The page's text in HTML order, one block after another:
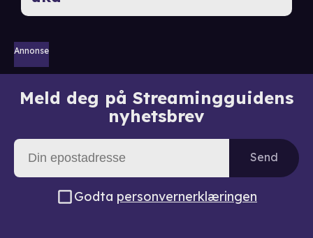
Annonse
Meld deg på Streamingguidens
nyhetsbrev
Send
Godta personvernerklæringen